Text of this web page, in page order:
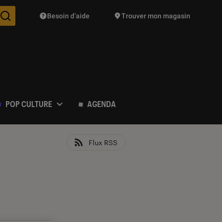
Des suggestions de produits vont vous être proposées
Besoin d’aide Trouver mon magasin
POP CULTURE AGENDA
Flux RSS